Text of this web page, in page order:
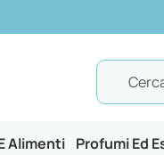
Alimenti Profumi Ed